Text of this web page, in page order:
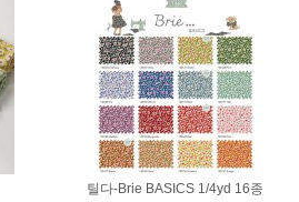
틸다-Brie BASICS 1/4yd 16종